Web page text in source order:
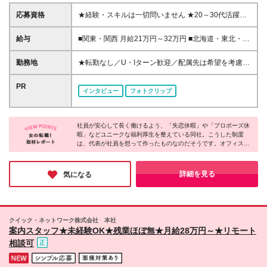
応募資格
★経験・スキルは一切問いません ★20～30代活躍中
＜未経験入社が9割以上！＞ ■学歴不問 志望動機も気
にしません！ 「正社員デビューしたい」「オフィス
もOK。人柄重視の採用です！ ブランクある方も歓迎
します♪
給与
■関東・関西 月給21万円～32万円 ■北海道・東北・福
岡 月給18万円～30万円 ■熊本・沖縄 月給17万円～28
万円 ※経験や能力を考慮の上、優遇いたします。 ※イ
変更なし）。 ※試用期間中は契約社員、期間終了後正
勤務地
★転勤なし／U・Iターン歓迎／配属先は希望を考慮
★東京、大阪、横浜で積極採用中 ★関西エリアでの
お仕事多数／大阪駅周辺・本町・新大阪など主要駅チ
カでアクセス良好 東京・神奈川・千葉・名古屋・大
阪・兵庫・京都・福岡（小倉）・熊本・沖縄・北海
道・東北・関西の各拠点またはプロジェクト先へ配属
となります。 《各拠点詳細》 ◆東京都渋谷区渋谷3-
10-13 TOKYU REIT渋谷Rビル6F ◆東京都豊島区東池
袋1-21-11 オーク池袋ビル3F ◆東京都渋谷区代々木2-
11-17 ラウンドクロス新宿 9F ◆東京都台東区秋葉原
1-1 秋葉原ビジネスセンター3F ◆神奈川県横浜市神奈
川区鶴屋町2-23-2 TSプラザビル2F ◆大阪府大阪市北
道札幌市中央区大通西3-11北洋ビル2F ◆宮城県仙台
市青葉区中央3-2-23 野村不動産仙台青葉通ビル 2F ◆
ィング7F ◆福岡県福岡市博多区博多駅前1-15-20 Nmf
PR
インタビュー フォトクリップ
社員が安心して長く働けるよう、「失恋休暇」や「プロポーズ休
暇」などユニークな福利厚生を整えている同社。こうした制度
は、代表が社員を想って作ったものなのだそうです。オフィスは
明るく清潔で、社員同士が気軽に声を掛け合う雰囲気が印象的で
した。未経験者が9割以上という環境だからこそ、「分からない
ことは何でも聞ける」文化が根付いているのだと感じました。長
く安心して働ける会社を探している方にぴったりです♪
気になる 詳細を見る
クイック・ネットワーク株式会社 本社
案内スタッフ★未経験OK★残業ほぼ無★月給28万円～★リモート
相談可